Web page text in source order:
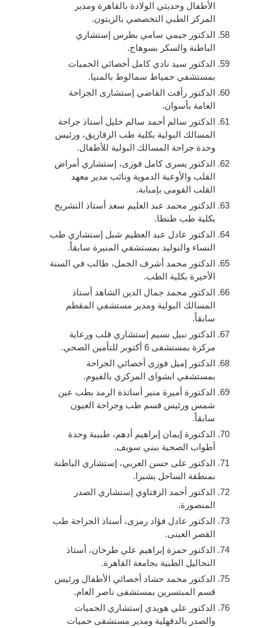
الأطفال وحديثي الولادة بالقاهرة ومدير
المركز الطبي التخصصي بالزيتون.
الدكتور جيمي سامي بطرس إستشاري
الباطنة والسكر بسوهاج.
الدكتور سيد نادي كامل أخصائي الحميات
بمستشفي حمياط سمالوط بالمنيا.
الدكتور رأفت القاضي إستشارى الجراحة
العامة بأسوان.
الدكتور سالم أحمد سالم خليل أستاذ جراحة
المسالك البولية بكلية طب الزقازيق، ورئيس
وحدة جراحة المسالك البولية للأطفال.
الدكتور يسرى كامل فوزى، إستشاري أمراض
القلب والأوعية الدموية ونائب مدير معهد
القلب القومى بإمبابة.
الدكتور محمد عبد العليم سعد أستاذ التشريح
بكلية طب طنطا.
الدكتور عادل عبد العظيم شبل إستشاري طب
النساء والتوليد بمستشفي المنيرة سابقاً.
الدكتور محمد أشرف الجمل، طالب في السنة
الأخيرة بكلية الطب.
الدكتور محمد جمال الدين الشاهد أستاذ
المسالك البولية ومدير مستشفي المقطم
سابقاً.
الدكتور نبيل نسيم إستشاري قلب ورعاية
مركزة بمستشفى 6 أكتوبر للتأمين الصحي.
الدكتور إميل فوزى أخصائي الجراحة
بمستشفي ابشواى المركزي بالفيوم.
الدكتورة أميرة منير أساتذة الرمد بطب عين
شمس ورئيس قسم طب وجراحة العيون
سابقاً.
الدكتورة إيمان إبراهيم أدهم، طبيبة وحدة
أطواب الصحية ببني سويف.
الدكتور على حسن العربي، إستشاري الباطنة
بمنطقة الساحل بشبرا.
الدكتور أحمد الزفتاوي إستشاري الصدر
المنصورة.
الدكتور عادل فؤاد رمزى، أستاذ الجراحة طب
القصر العينى.
الدكتور حمزة إبراهيم علي طرخان، أستاذ
التحاليل الطبية بجامعة القاهرة.
الدكتور محمد حشاد أخصائي الأطفال ورئيس
قسم المبتسرين بمستشفى ناصر العام.
الدكتور علي هويدي إستشاري الحميات
والصدر بالدقهلية ومدير مستشفى حميات